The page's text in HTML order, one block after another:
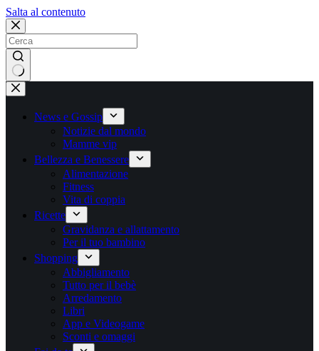
Salta al contenutoSalta
contenuto
Nessun
risultato
News e Gossip
Notizie dal mondo
Mamme vip
Bellezza e Benessere
Alimentazione
Fitness
Vita di coppia
Ricette
Gravidanza e allattamento
Per il tuo bambino
Shopping
Abbigliamento
Tutto per il bebè
Arredamento
Libri
App e Videogame
Sconti e omaggi